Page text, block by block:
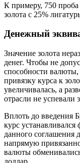
К примеру, 750 проба
золота с 25%
Денежный
Значение золота
денег. Чтобы не
способности
привязку курса к
увеличивалась, а
отрасли не успевали
Вплоть до введения
курс
данного соглашения
напрямую
валюты
доллар.